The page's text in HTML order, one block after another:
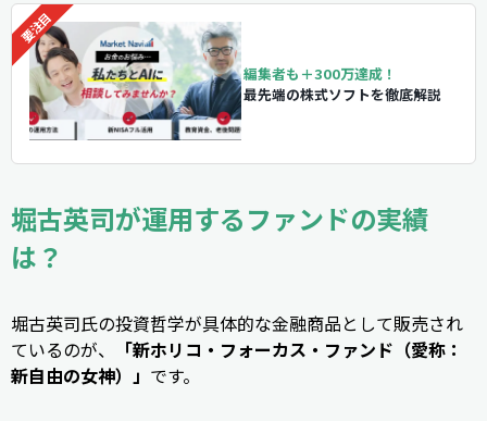
編集者も＋300万達成！
最先端の株式ソフトを徹底解説
堀古英司が運用するファンドの実績
は？
堀古英司氏の投資哲学が具体的な金融商品として販売され
ているのが、
「新ホリコ・フォーカス・ファンド（愛称：
新自由の女神）」 です。